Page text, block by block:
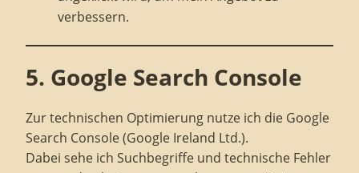
verbessern.
5. Google Search Console
Zur technischen Optimierung nutze ich die Google
Search Console (Google Ireland Ltd.).
Dabei sehe ich Suchbegriffe und technische Fehler